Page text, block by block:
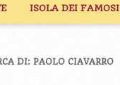
ISOLA DEI FAMOSI
DI: PAOLO CIAVARRO